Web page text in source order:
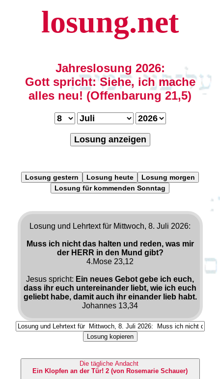
losung.net
Jahreslosung 2026:
Gott spricht: Siehe, ich mache
alles neu! (Offenbarung 21,5)
Losung anzeigen
Losung gestern Losung heute
Losung morgen
Losung für kommenden Sonntag
Losung und Lehrtext für Mittwoch, 8. Juli 2026:
Muss ich nicht das halten und reden, was mir
der HERR in den Mund gibt?
4.Mose 23,12
Jesus spricht: Ein neues Gebot gebe ich euch,
dass ihr euch untereinander liebt, wie ich euch
geliebt habe, damit auch ihr einander lieb habt.
Johannes 13,34
Losung kopieren
Die tägliche Andacht
Ein Klopfen an der Tür! 2 (von Rosemarie Schauer)